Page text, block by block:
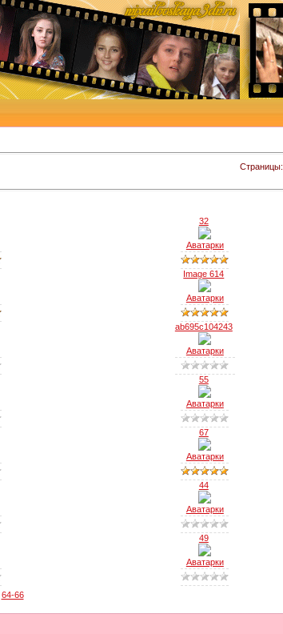
Страницы:
32
Аватарки
Image 614
Аватарки
ab695c104243
Аватарки
55
Аватарки
67
Аватарки
44
Аватарки
49
Аватарки
64-66